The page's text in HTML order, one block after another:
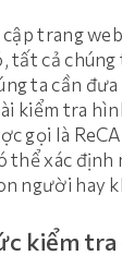
trang
tất cả chúng
ta cần
kiểm tra
gọi là
thể xác
người hay
kiểm tra